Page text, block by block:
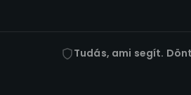
Tudás, ami segít.